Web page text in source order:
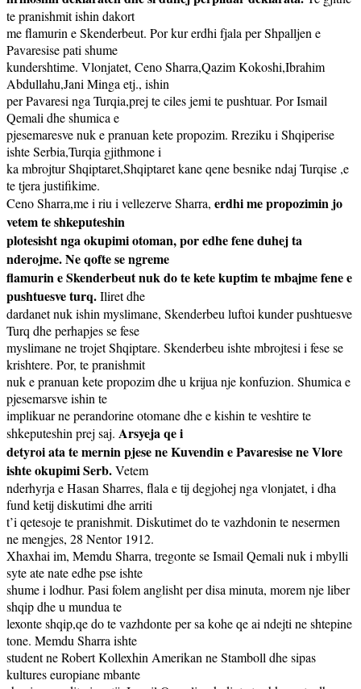
te pranishmit ishin dakort
me flamurin e Skenderbeut. Por kur erdhi fjala per Shpalljen e
Pavaresise pati shume
kundershtime. Vlonjatet, Ceno Sharra,Qazim Kokoshi,Ibrahim
Abdullahu,Jani Minga etj., ishin
per Pavaresi nga Turqia,prej te ciles jemi te pushtuar. Por Ismail
Qemali dhe shumica e
pjesemaresve nuk e pranuan kete propozim. Rreziku i Shqiperise
ishte Serbia,Turqia gjithmone i
ka mbrojtur Shqiptaret,Shqiptaret kane qene besnike ndaj Turqise ,e
te tjera justifikime.
Ceno Sharra,me i riu i vellezerve Sharra, erdhi me propozimin jo
vetem te shkeputeshin
plotesisht nga okupimi otoman, por edhe fene duhej ta
nderojme. Ne qofte se ngreme
flamurin e Skenderbeut nuk do te kete kuptim te mbajme fene e
pushtuesve turq.Iliret dhe
dardanet nuk ishin myslimane, Skenderbeu luftoi kunder pushtuesve
Turq dhe perhapjes se fese
myslimane ne trojet Shqiptare. Skenderbeu ishte mbrojtesi i fese se
krishtere. Por, te pranishmit
nuk e pranuan kete propozim dhe u krijua nje konfuzion. Shumica e
pjesemarsve ishin te
implikuar ne perandorine otomane dhe e kishin te veshtire te
shkeputeshin prej saj. Arsyeja qe i
detyroi ata te mernin pjese ne Kuvendin e Pavaresise ne Vlore
ishte okupimi Serb.Vetem
nderhyrja e Hasan Sharres, flala e tij degjohej nga vlonjatet, i dha
fund ketij diskutimi dhe arriti
t’i qetesoje te pranishmit. Diskutimet do te vazhdonin te nesermen
ne mengjes, 28 Nentor 1912.
Xhaxhai im, Memdu Sharra, tregonte se Ismail Qemali nuk i mbylli
syte ate nate edhe pse ishte
shume i lodhur. Pasi folem anglisht per disa minuta, morem nje liber
shqip dhe u mundua te
lexonte shqip,qe do te vazhdonte per sa kohe qe ai ndejti ne shtepine
tone. Memdu Sharra ishte
student ne Robert Kollexhin Amerikan ne Stamboll dhe sipas
kultures europiane mbante